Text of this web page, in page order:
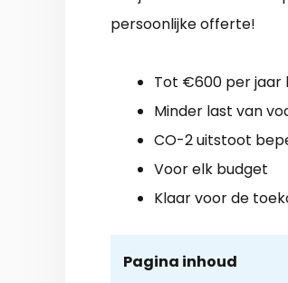
persoonlijke offerte!
Tot €600 per jaar
Minder last van
CO-2 uitstoot
Voor elk budget
Klaar voor de
Pagina inhoud